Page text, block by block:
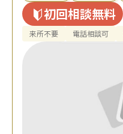
初回相談無料
来所不要 電話相談可